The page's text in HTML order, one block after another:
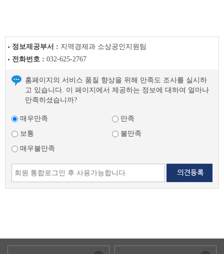
정보제공부서 : 지역경제과 소상공인지원팀
전화번호 : 032-625-2767
홈페이지의 서비스 품질 향상을 위해 만족도 조사를 실시하
고 있습니다. 이 페이지에서 제공하는 정보에 대하여 얼마나
만족하셨습니까?
매우만족
만족
보통
불만족
매우불만족